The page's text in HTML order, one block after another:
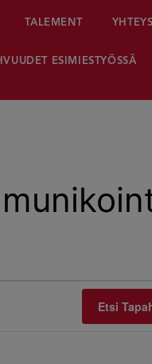
TALEMENT
ESIMIESTYÖSSÄ
Etsi